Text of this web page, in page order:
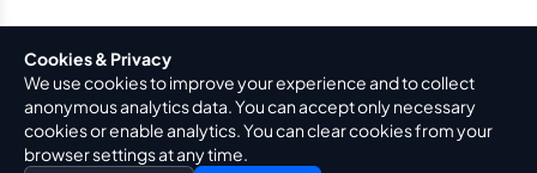
© 2016 - 2026 BeFuture Interactive. Todos Os Direitos
Reservados
Cookies & Privacy
We use cookies to improve your experience and to collect
anonymous analytics data. You can accept only necessary
cookies or enable analytics. You can clear cookies from your
browser settings at any time.